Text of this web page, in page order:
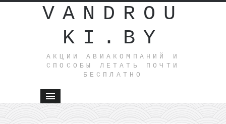
VANDROU
KI.BY
АКЦИИ АВИАКОМПАНИЙ И
СПОСОБЫ ЛЕТАТЬ ПОЧТИ
БЕСПЛАТНО